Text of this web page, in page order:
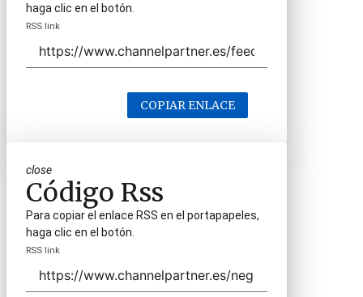
haga clic en el botón.
RSS link
COPIAR ENLACE
close
Código Rss
Para copiar el enlace RSS en el portapapeles,
haga clic en el botón.
RSS link